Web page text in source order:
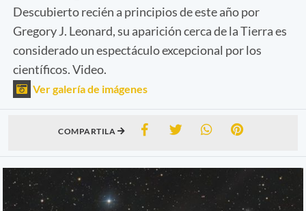
Descubierto recién a principios de este año por
Gregory J. Leonard, su aparición cerca de la Tierra es
considerado un espectáculo excepcional por los
científicos. Video.
Ver galería de imágenes
COMPARTILA